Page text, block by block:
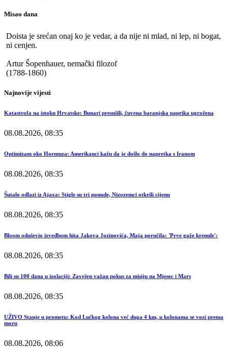
Misao dana
Doista je srećan onaj ko je vedar, a da nije ni mlad, ni lep, ni bogat,
ni cenjen.
Artur Šopenhauer, nemački filozof
(1788-1860)
Najnovije vijesti
Katastrofa na istoku Hrvatske: Bunari presušili, čuvena baranjska paprika ugrožena
08.08.2026, 08:35
Optimizam oko Hormuza: Amerikanci kažu da je došlo do napretka s Iranom
08.08.2026, 08:35
Šutalo odlazi iz Ajaxa: Stigle su tri ponude, Nizozemci otkrili cijenu
08.08.2026, 08:35
Bloom oduševio izvedbom hita Jakova Jozinovića, Maja poručila: 'Prve gaže krenule':
08.08.2026, 08:35
Bili su 100 dana u izolaciji: Završen važan pokus za misiju na Mjesec i Mars
08.08.2026, 08:35
UŽIVO Stanje u prometu: Kod Lučkog kolona već duga 4 km, u kolonama se vozi prema
moru
08.08.2026, 08:06